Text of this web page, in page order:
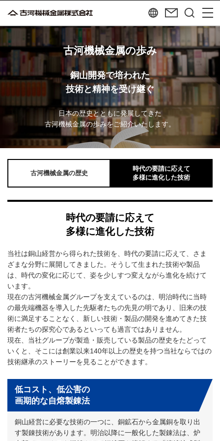
古河機械金属の歩み
銅山開発で培われた
技術と精神を受け継ぐ
日本の歴史とともに発展してきた
古河機械金属の歩みをご紹介いたします。
古河機械金属の歴史
時代の要請に応えて
多様に進化した技術
時代の要請に応えて
多様に進化した技術
当社は銅山経営から得られた技術を、時代の要請に応えて、さま
ざまな分野に展開してきました。そうして生まれた技術や製品
は、時代の変化に応じて、姿を少しすつ変えながら進化を続けて
います。
現在の古河機械金属グループを支えているのは、明治時代に当時
の最先端機器を導入した先駆者たちの先見の明であり、旧来の技
術に満足することなく、新しい技術・製品の開発を進めてきた技
術者たちの探究心であるといっても過言ではありません。
現在、当社グループが製造・販売している製品の歴史をたどって
いくと、そこには創業以来140年以上の歴史を持つ当社ならではの
技術継承のストーリーを見ることができます。
低コスト、低公害の
画期的な自熔製錬法
銅山経営に必要な技術の一つに、銅鉱石から金属銅を取り出
す製錬技術があります。明治以降に一般化した製錬法は、炉